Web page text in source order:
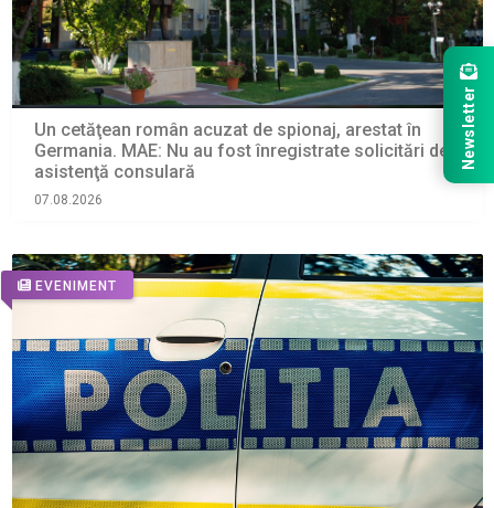
Un cetăţean român acuzat de spionaj, arestat în
Germania. MAE: Nu au fost înregistrate solicitări de
asistenţă consulară
07.08.2026
EVENIMENT
Newsletter